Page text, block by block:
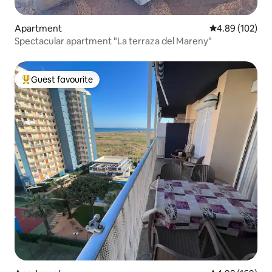
Apartment 4.89 out of 5
4.89 (102)
Spectacular apartment "La terraza del Mareny"
Top guest favourite
Guest favourite